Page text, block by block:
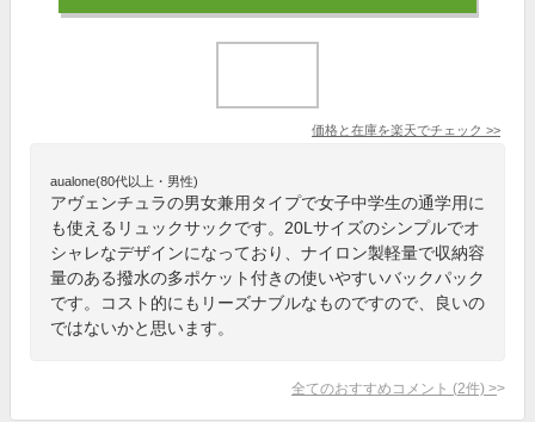
価格と在庫を楽天でチェック >>
aualone(80代以上・男性)
アヴェンチュラの男女兼用タイプで女子中学生の通学用に
も使えるリュックサックです。20Lサイズのシンプルでオ
シャレなデザインになっており、ナイロン製軽量で収納容
量のある撥水の多ポケット付きの使いやすいバックパック
です。コスト的にもリーズナブルなものですので、良いの
ではないかと思います。
全てのおすすめコメント (2件) >